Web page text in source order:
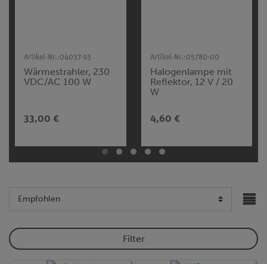
Artikel-Nr.:04037-93
Wärmestrahler, 230
VDC/AC 100 W
33,00 €
Artikel-Nr.:05780-00
Halogenlampe mit
Reflektor, 12 V / 20
W
4,60 €
Filter